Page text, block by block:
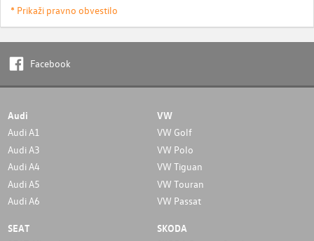
* Prikaži pravno obvestilo
Facebook
Audi
Audi A1
Audi A3
Audi A4
Audi A5
Audi A6
VW
VW Golf
VW Polo
VW Tiguan
VW Touran
VW Passat
SEAT SKODA